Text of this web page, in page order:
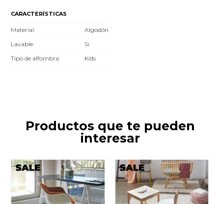
CARACTERÍSTICAS
Material
Algodón
Lavable
Si
Tipo de alfombra
Kids
Productos que te pueden
interesar